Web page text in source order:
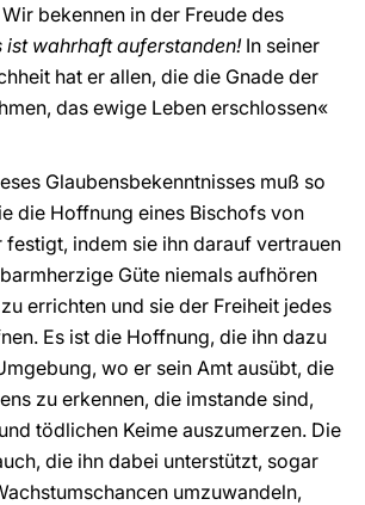
bekennen in der Freude des
ist wahrhaft auferstanden! In seiner
hat er allen, die die Gnade der
das ewige Leben erschlossen«
Glaubensbekenntnisses muß so
die Hoffnung eines Bischofs von
festigt, indem sie ihn darauf vertrauen
Güte niemals aufhören
errichten und sie der Freiheit jedes
Es ist die Hoffnung, die ihn dazu
wo er sein Amt ausübt, die
zu erkennen, die imstande sind,
tödlichen Keime auszumerzen. Die
die ihn dabei unterstützt, sogar
umzuwandeln,